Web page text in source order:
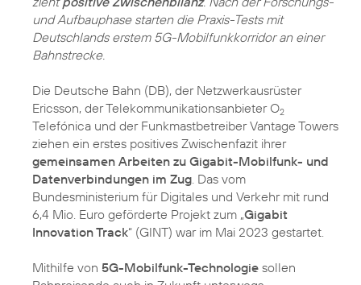
und Aufbauphase starten die Praxis-Tests mit
Deutschlands erstem 5G-Mobilfunkkorridor an einer
Bahnstrecke.
Die Deutsche Bahn (DB), der Netzwerkausrüster
Ericsson, der Telekommunikationsanbieter O2
Telefónica und der Funkmastbetreiber Vantage Towers
ziehen ein erstes positives Zwischenfazit ihrer
gemeinsamen Arbeiten zu Gigabit-Mobilfunk- und
Datenverbindungen im Zug. Das vom
Bundesministerium für Digitales und Verkehr mit rund
6,4 Mio. Euro geförderte Projekt zum „Gigabit
Innovation Track“ (GINT) war im Mai 2023 gestartet.
Mithilfe von 5G-Mobilfunk-Technologie sollen